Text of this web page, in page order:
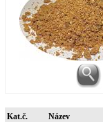
Kat.č. Název